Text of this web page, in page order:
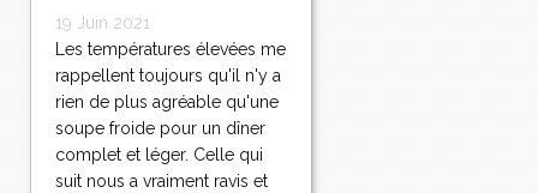
19 Juin 2021
Les températures élevées me
rappellent toujours qu'il n'y a
rien de plus agréable qu'une
soupe froide pour un dîner
complet et léger. Celle qui
suit nous a vraiment ravis et